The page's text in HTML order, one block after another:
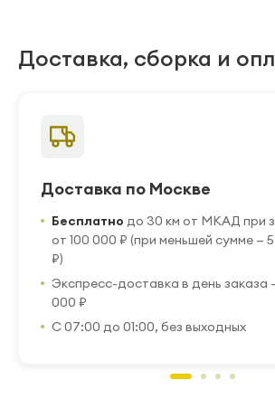
Доставка, сборка и
Доставка по Москве
Бесплатно до 30 км от МКАД при
от 100 000 ₽ (при меньшей сумме —
₽)
Экспресс-доставка в день заказа
000 ₽
С 07:00 до 01:00, без выходных